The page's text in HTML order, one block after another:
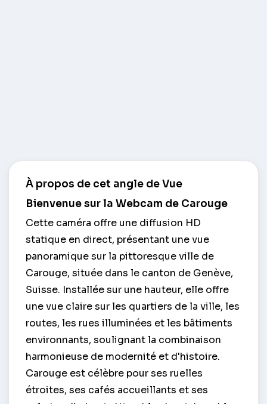
À propos de cet angle de Vue
Bienvenue sur la Webcam de Carouge
Cette caméra offre une diffusion HD
statique en direct, présentant une vue
panoramique sur la pittoresque ville de
Carouge, située dans le canton de Genève,
Suisse. Installée sur une hauteur, elle offre
une vue claire sur les quartiers de la ville, les
routes, les rues illuminées et les bâtiments
environnants, soulignant la combinaison
harmonieuse de modernité et d'histoire.
Carouge est célèbre pour ses ruelles
étroites, ses cafés accueillants et ses